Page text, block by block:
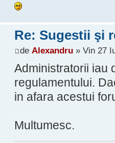
Re: Sugestii şi
de Alexandru» Vin 27
Administratorii iau
regulamentului.
in afara acestui
Multumesc.